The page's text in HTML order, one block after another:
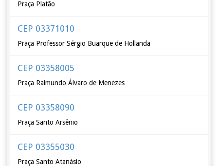
Praça Platão
CEP 03371010
Praça Professor Sérgio Buarque de Hollanda
CEP 03358005
Praça Raimundo Álvaro de Menezes
CEP 03358090
Praça Santo Arsênio
CEP 03355030
Praça Santo Atanásio